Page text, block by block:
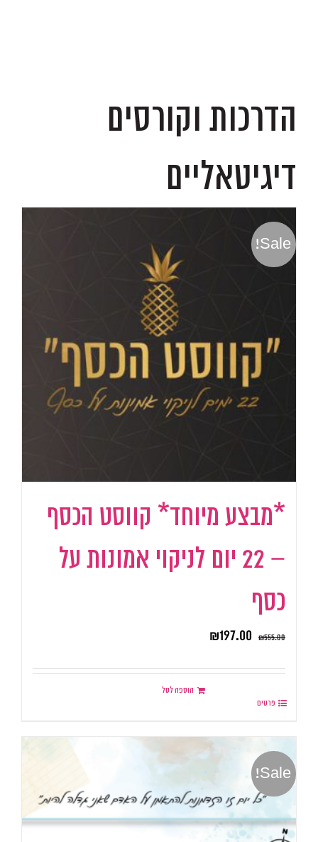
הדרכות וקורסים
דיגיטאליים
Sale!
*מבצע מיוחד* קווסט הכסף
– 22 יום לניקוי אמונות על
כסף
₪555.00
₪197.00
הוספה לסל
פרטים
Sale!